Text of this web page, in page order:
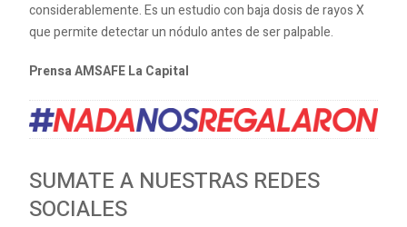
considerablemente. Es un estudio con baja dosis de rayos X
que permite detectar un nódulo antes de ser palpable.
Prensa AMSAFE La Capital
SUMATE A NUESTRAS REDES
SOCIALES